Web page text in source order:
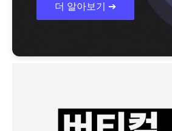
더 알아보기 ➔